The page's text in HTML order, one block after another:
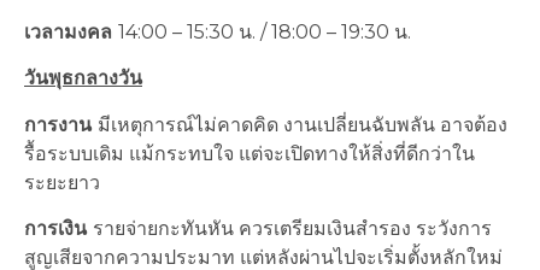
เวลามงคล 14:00 – 15:30 น. / 18:00 – 19:30 น.
วันพุธกลางวัน
การงาน มีเหตุการณ์ไม่คาดคิด งานเปลี่ยนฉับพลัน อาจต้อง
รื้อระบบเดิม แม้กระทบใจ แต่จะเปิดทางให้สิ่งที่ดีกว่าใน
ระยะยาว
การเงิน รายจ่ายกะทันหัน ควรเตรียมเงินสำรอง ระวังการ
สูญเสียจากความประมาท แต่หลังผ่านไปจะเริ่มตั้งหลักใหม่